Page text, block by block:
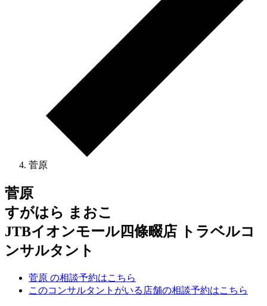
菅原
菅原
すがはら まおこ
JTBイオンモール四條畷店 トラベルコ
ンサルタント
菅原 の相談予約はこちら
このコンサルタントがいる店舗の相談予約はこちら